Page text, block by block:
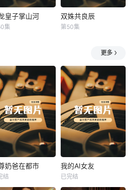
潜龙皇子掌山河
皇子掌山河
集
双姝共良辰
双姝共良辰
第50集
更多
奶爸在都市
结
热播
我的AI女友
我的AI女友
已完结